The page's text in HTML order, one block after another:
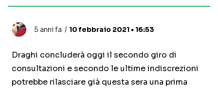
5 anni fa 10 febbraio 2021 • 16:53
Draghi concluderà oggi il secondo giro di
consultazioni e secondo le ultime indiscrezioni
potrebbe rilasciare già questa sera una prima